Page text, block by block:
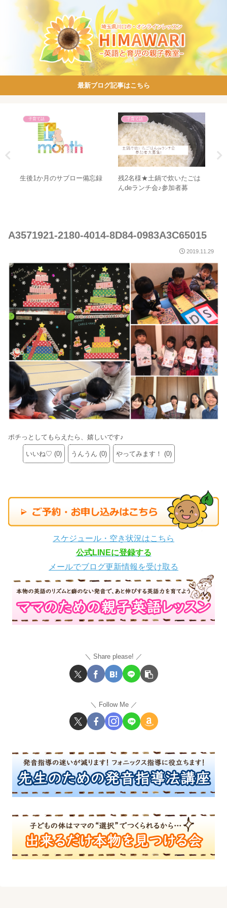
最新ブログ記事はこちら
子育て話
生後1か月のサブロー備忘録
子育て話
残2名様★土鍋で炊いたごは
んdeランチ会♪参加者募
A3571921-2180-4014-8D84-0983A3C65015
2019.11.29
ポチっとしてもらえたら、嬉しいです♪
いいね♡ (0) うんうん (0) やってみます！ (0)
スケジュール・空き状況はこちら
公式LINEに登録する
メールでブログ更新情報を受け取る
Share please!
Follow Me